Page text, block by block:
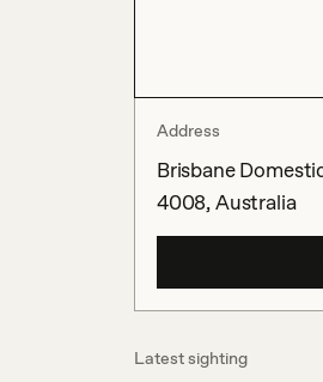
Address
Brisbane
4008, Australia
Latest sighting